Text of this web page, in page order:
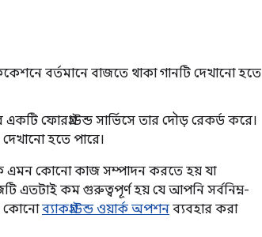
বর্তমানে বাজতে থাকা গানটি দেখানো হতে
ফোরগ্রাউন্ড সার্ভিসে তার দৌড় রেকর্ড করে।
হতে পারে।
এমন কোনো কাজ সম্পাদন করতে হয় যা
এতটাই কম গুরুত্বপূর্ণ হয় যে আপনি সর্বনিম্ন-
কোনোব্যাকগ্রাউন্ড ওয়ার্ক অপশন ব্যবহার করা